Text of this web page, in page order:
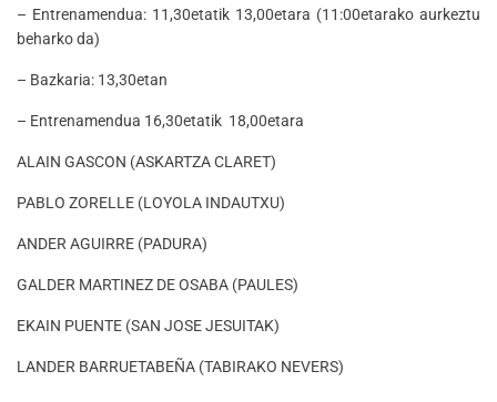
– Entrenamendua: 11,30etatik 13,00etara (11:00etarako aurkeztu
beharko da)
– Bazkaria: 13,30etan
– Entrenamendua 16,30etatik 18,00etara
ALAIN GASCON (ASKARTZA CLARET)
PABLO ZORELLE (LOYOLA INDAUTXU)
ANDER AGUIRRE (PADURA)
GALDER MARTINEZ DE OSABA (PAULES)
EKAIN PUENTE (SAN JOSE JESUITAK)
LANDER BARRUETABEÑA (TABIRAKO NEVERS)